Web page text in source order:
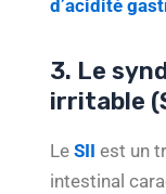
d’acidité
3. Le
irritable
LeSII est un
intestinal